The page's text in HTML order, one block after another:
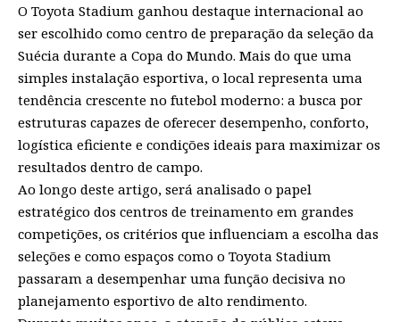
O Toyota Stadium ganhou destaque internacional ao
ser escolhido como centro de preparação da seleção da
Suécia durante a Copa do Mundo. Mais do que uma
simples instalação esportiva, o local representa uma
tendência crescente no futebol moderno: a busca por
estruturas capazes de oferecer desempenho, conforto,
logística eficiente e condições ideais para maximizar os
resultados dentro de campo.
Ao longo deste artigo, será analisado o papel
estratégico dos centros de treinamento em grandes
competições, os critérios que influenciam a escolha das
seleções e como espaços como o Toyota Stadium
passaram a desempenhar uma função decisiva no
planejamento esportivo de alto rendimento.